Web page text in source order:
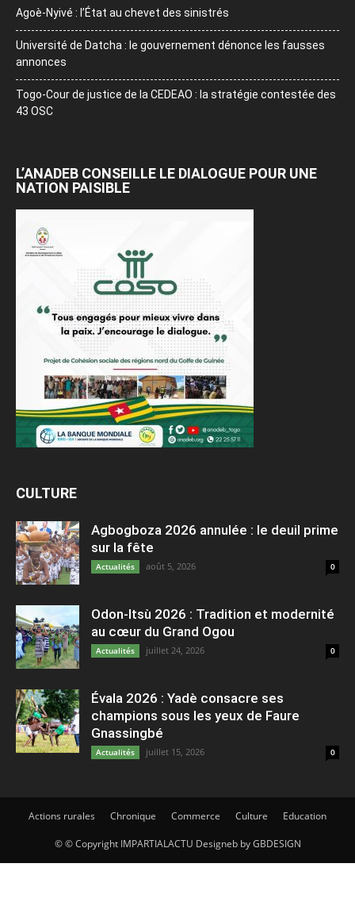
Agoè-Nyivé : l’État au chevet des sinistrés
Université de Datcha : le gouvernement dénonce les fausses
annonces
Togo-Cour de justice de la CEDEAO : la stratégie contestée des
43 OSC
L’ANADEB CONSEILLE LE DIALOGUE POUR UNE
NATION PAISIBLE
CULTURE
Agbogboza 2026 annulée : le deuil prime
sur la fête
Actualités août 5, 2026 0
Odon-Itsù 2026 : Tradition et modernité
au cœur du Grand Ogou
Actualités juillet 24, 2026 0
Évala 2026 : Yadè consacre ses
champions sous les yeux de Faure
Gnassingbé
Actualités juillet 15, 2026 0
Actions rurales Chronique Commerce Culture Education
© © Copyright IMPARTIALACTU Designeb by GBDESIGN